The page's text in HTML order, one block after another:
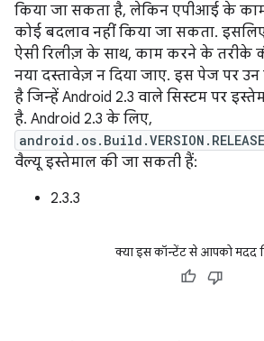
किया जा सकता है, लेकिन एपीआई के
कोई बदलाव नहीं किया जा सकता.
ऐसी रिलीज़ के साथ, काम करने के तरीके
नया दस्तावेज़ न दिया जाए. इस पेज पर उन
है जिन्हें Android 2.3 वाले सिस्टम पर
है. Android 2.3 के लिए,
android.os.Build.VERSION.RELEASE
वैल्यू इस्तेमाल की जा सकती हैं:
2.3.3
क्या इस कॉन्टेंट से आपको मदद